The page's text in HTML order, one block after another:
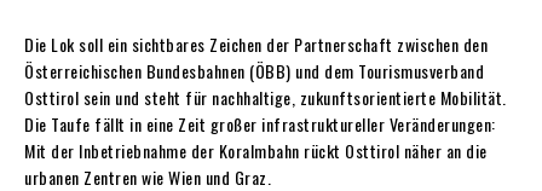
Die Lok soll ein sichtbares Zeichen der Partnerschaft zwischen den
Österreichischen Bundesbahnen (ÖBB) und dem Tourismusverband
Osttirol sein und steht für nachhaltige, zukunftsorientierte Mobilität.
Die Taufe fällt in eine Zeit großer infrastruktureller Veränderungen:
Mit der Inbetriebnahme der Koralmbahn rückt Osttirol näher an die
urbanen Zentren wie Wien und Graz.